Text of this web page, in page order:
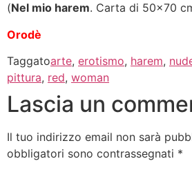
(Nel mio harem. Carta di 50×70
Orodè
Taggatoarte, erotismo, harem,
pittura, red, woman
Lascia un
Il tuo indirizzo email non sarà
obbligatori sono contrassegnati *